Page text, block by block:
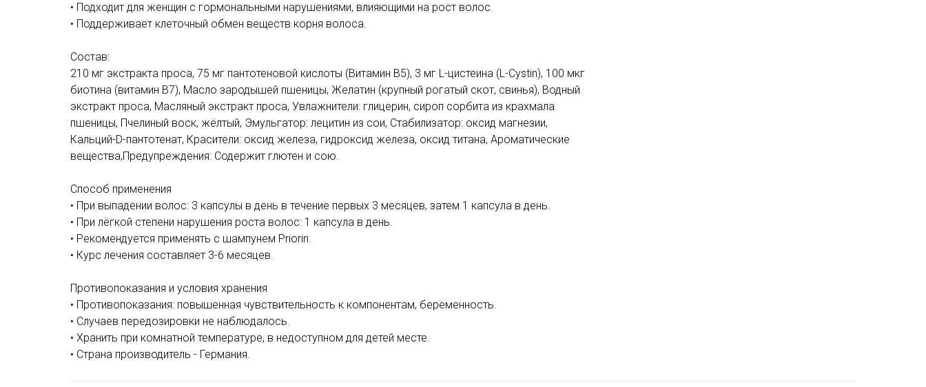
• Подходит для женщин с гормональными нарушениями, влияющими на рост волос.
• Поддерживает клеточный обмен веществ корня волоса.
Состав:
210 мг экстракта проса, 75 мг пантотеновой кислоты (Витамин В5), 3 мг L-цистеина (L-Cystin), 100 мкг
биотина (витамин B7), Масло зародышей пшеницы, Желатин (крупный рогатый скот, свинья), Водный
экстракт проса, Масляный экстракт проса, Увлажнители: глицерин, сироп сорбита из крахмала
пшеницы, Пчелиный воск, жёлтый, Эмульгатор: лецитин из сои, Стабилизатор: оксид магнезии,
Кальций-D-пантотенат, Красители: оксид железа, гидроксид железа, оксид титана, Ароматические
вещества,Предупреждения: Содержит глютен и сою.
Способ применения
• При выпадении волос: 3 капсулы в день в течение первых 3 месяцев, затем 1 капсула в день.
• При лёгкой степени нарушения роста волос: 1 капсула в день.
• Рекомендуется применять с шампунем Priorin.
• Курс лечения составляет 3-6 месяцев.
Противопоказания и условия хранения
• Противопоказания: повышенная чувствительность к компонентам, беременность.
• Случаев передозировки не наблюдалось.
• Хранить при комнатной температуре, в недоступном для детей месте.
• Страна производитель - Германия.